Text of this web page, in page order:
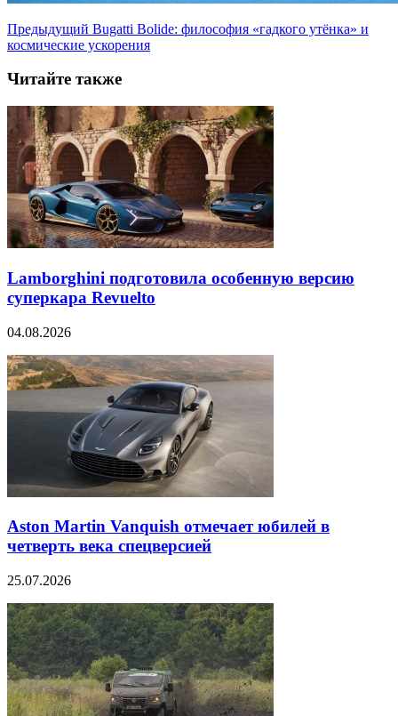
Предыдущий Bugatti Bolide: философия «гадкого утёнка» и
космические ускорения
Читайте также
Lamborghini подготовила особенную версию
суперкара Revuelto
04.08.2026
Aston Martin Vanquish отмечает юбилей в
четверть века спецверсией
25.07.2026